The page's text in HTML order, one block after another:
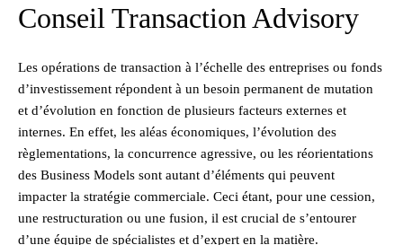
Conseil Transaction Advisory
Les opérations de transaction à l’échelle des entreprises ou fonds
d’investissement répondent à un besoin permanent de mutation
et d’évolution en fonction de plusieurs facteurs externes et
internes. En effet, les aléas économiques, l’évolution des
règlementations, la concurrence agressive, ou les réorientations
des Business Models sont autant d’éléments qui peuvent
impacter la stratégie commerciale. Ceci étant, pour une cession,
une restructuration ou une fusion, il est crucial de s’entourer
d’une équipe de spécialistes et d’expert en la matière.